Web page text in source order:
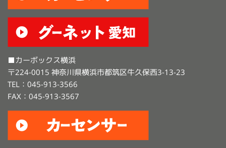
■カーボックス横浜
〒224-0015 神奈川県横浜市都筑区牛久保西3-13-23
TEL：045-913-3566
FAX：045-913-3567